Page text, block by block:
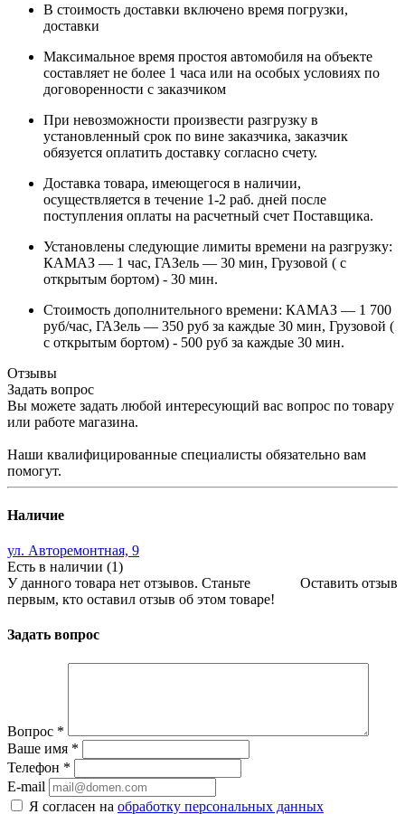
В стоимость доставки включено время погрузки,
доставки
Максимальное время простоя автомобиля на объекте
составляет не более 1 часа или на особых условиях по
договоренности с заказчиком
При невозможности произвести разгрузку в
установленный срок по вине заказчика, заказчик
обязуется оплатить доставку согласно счету.
Доставка товара, имеющегося в наличии,
осуществляется в течение 1-2 раб. дней после
поступления оплаты на расчетный счет Поставщика.
Установлены следующие лимиты времени на разгрузку:
КАМАЗ — 1 час, ГАЗель — 30 мин, Грузовой ( с
открытым бортом) - 30 мин.
Стоимость дополнительного времени: КАМАЗ — 1 700
руб/час, ГАЗель — 350 руб за каждые 30 мин, Грузовой (
с открытым бортом) - 500 руб за каждые 30 мин.
Отзывы
Задать вопрос
Вы можете задать любой интересующий вас вопрос по товару
или работе магазина.
Наши квалифицированные специалисты обязательно вам
помогут.
Наличие
ул. Авторемонтная, 9
Есть в наличии (1)
Оставить отзыв
У данного товара нет отзывов. Станьте
первым, кто оставил отзыв об этом товаре!
Задать вопрос
Вопрос *
Ваше имя *
Телефон *
E-mail
Я согласен на обработку персональных данных